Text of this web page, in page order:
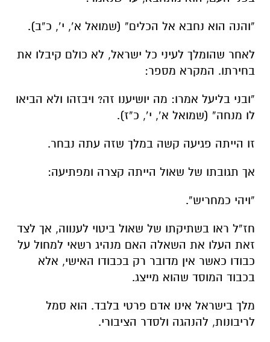
“והנה הוא נחבא אל הכלים” (שמואל א’, י’, כ”ב).
לאחר שהומלך לעיני כל ישראל, לא כולם קיבלו את
בחירתו. המקרא מספר:
“ובני בליעל אמרו: מה יושיענו זה? ויבזהו ולא הביאו
לו מנחה” (שמואל א’, י’, כ”ז).
זו הייתה פגיעה קשה במלך שזה עתה נבחר.
אך תגובתו של שאול הייתה קצרה ומפתיעה:
“ויהי כמחריש”.
חז”ל ראו בשתיקתו של שאול ביטוי לענווה, אך לצד
זאת העלו את השאלה האם מנהיג רשאי למחול על
כבודו כאשר אין מדובר רק בכבודו האישי, אלא
בכבוד המוסד שהוא מייצג.
מלך בישראל אינו אדם פרטי בלבד. הוא סמל
לריבונות, להנהגה ולסדר הציבורי.